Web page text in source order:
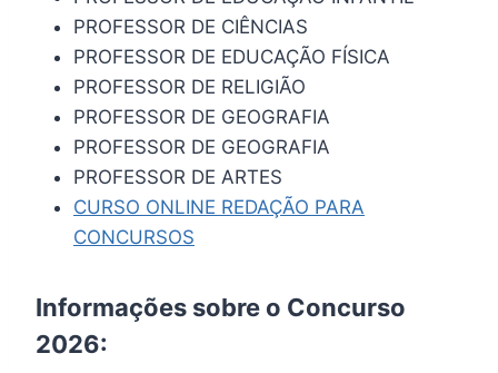
PROFESSOR DE CIÊNCIAS
PROFESSOR DE EDUCAÇÃO FÍSICA
PROFESSOR DE RELIGIÃO
PROFESSOR DE GEOGRAFIA
PROFESSOR DE GEOGRAFIA
PROFESSOR DE ARTES
CURSO ONLINE REDAÇÃO PARA
CONCURSOS
Informações sobre o Concurso
2026: